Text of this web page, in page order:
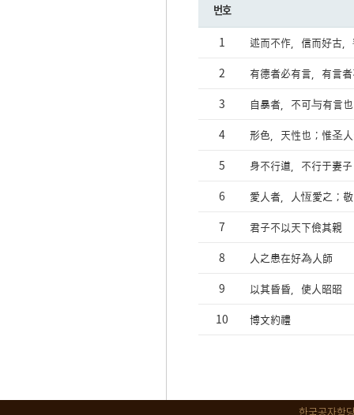
번호
1 述而不作，信而好古
2 有德者必有言，有言
3 自暴者，不可与有言
4 形色，天性也；惟圣
5 身不行道，不行于妻
6 愛人者，人恆愛之；
7 君子不以天下儉其親
8 人之患在好為人師
9 以其昏昏，使人昭昭
10 博文約禮
한국공자학